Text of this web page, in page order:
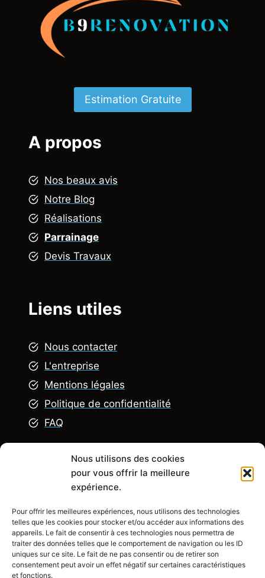
Nous utilisons des cookies
pour vous offrir la meilleure
expérience.
Pour offrir les meilleures expériences, nous utilisons des technologies
telles que les cookies pour stocker et/ou accéder aux informations des
appareils. Le fait de consentir à ces technologies nous permettra de
traiter des données telles que le comportement de navigation ou les ID
uniques sur ce site. Le fait de ne pas consentir ou de retirer son
consentement peut avoir un effet négatif sur certaines caractéristiques
et fonctions.
Estimation Gratuite
A propos
Nos beaux avis
Notre Blog
Réalisations
Parrainage
Devis Travaux
Liens utiles
Nous contacter
L'entreprise
Mentions légales
Politique de confidentialité
FAQ
Explorez
Rénovation appartement
Rénovation Maison
Rénovation chambre
Rénovation salle de bain